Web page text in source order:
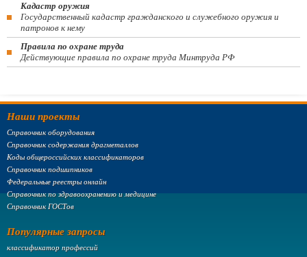
Кадастр оружия
Государственный кадастр гражданского и служебного оружия и
патронов к нему
Правила по охране труда
Действующие правила по охране труда Минтруда РФ
Наши проекты
Справочник оборудования
Справочник содержания драгметаллов
Коды общероссийских классификаторов
Справочник подшипников
Федеральные реестры онлайн
Справочник по здравоохранению и медицине
Справочник ГОСТов
Популярные запросы
классификатор профессий